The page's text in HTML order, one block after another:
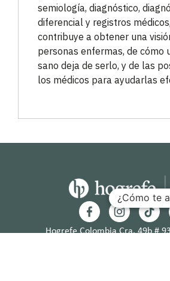
semiología, diagnóstico,
diferencial y registros
contribuye a obtener una
personas enfermas, de cómo
sano deja de serlo, y de las
los médicos para ayudarlas
Hogrefe Colombia Cra. 49b #
¿Cómo te